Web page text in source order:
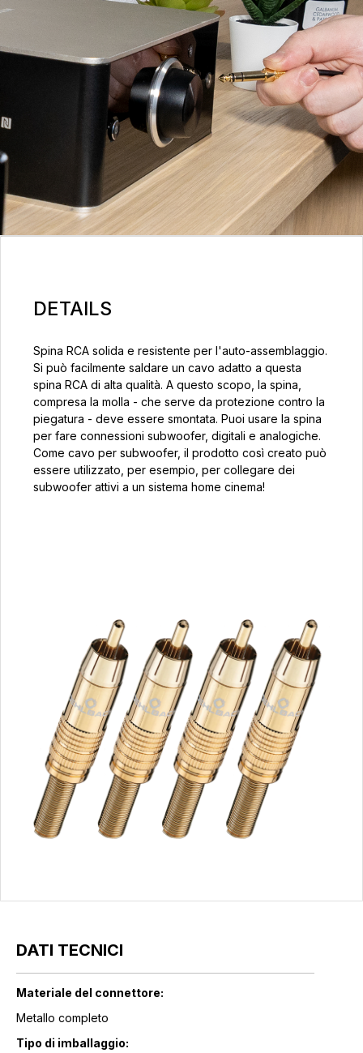
DETAILS
Spina RCA solida e resistente per l'auto-assemblaggio.
Si può facilmente saldare un cavo adatto a questa
spina RCA di alta qualità. A questo scopo, la spina,
compresa la molla - che serve da protezione contro la
piegatura - deve essere smontata. Puoi usare la spina
per fare connessioni subwoofer, digitali e analogiche.
Come cavo per subwoofer, il prodotto così creato può
essere utilizzato, per esempio, per collegare dei
subwoofer attivi a un sistema home cinema!
DATI TECNICI
Materiale del connettore:
Metallo completo
Tipo di imballaggio: